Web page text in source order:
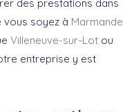
des prestations dans
vous soyez à Marmande
Villeneuve-sur-Lot ou
entreprise y est